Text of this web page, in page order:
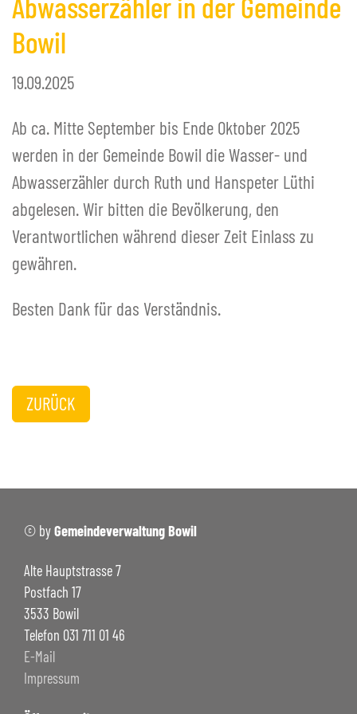
Bildergalerie
Notrufnummern & Defibrillatoren
POLITIK / BEHÖRDEN
FREIZEIT
SCHULE BOWIL +
BIBLIOTHEK BOWIL +
Bowil
19.09.2025
Ab ca. Mitte September bis Ende Oktober 2025
werden in der Gemeinde Bowil die Wasser- und
Abwasserzähler durch Ruth und Hanspeter Lüthi
abgelesen. Wir bitten die Bevölkerung, den
Verantwortlichen während dieser Zeit Einlass zu
gewähren.
Besten Dank für das Verständnis.
ZURÜCK
© byGemeindeverwaltung Bowil
Alte Hauptstrasse 7
Postfach 17
3533 Bowil
Telefon 031 711 01 46
E-Mail
Impressum